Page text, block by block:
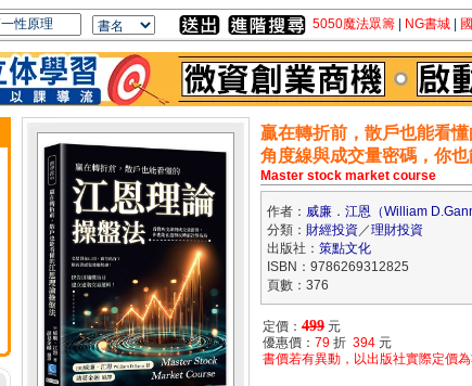
5050魔法眾籌 NG書城
贏在轉折前，散戶也能看
角度線與成交量密碼，你
Master stock market course
作者： 威廉．江恩（William D.Gann
分類： 財經投資／理財投資
出版社： 策點文化
ISBN：9786269312825
頁數：376
定價： 499 元
優惠價： 79 折 394 元
書價若有異動，以出版社實際定價